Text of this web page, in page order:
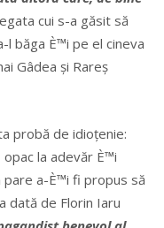
cui s-a găsit să
l băga È™i pe el cineva
Gâdea și Rareș
probă de idioțenie:
la adevăr È™i
a-È™i fi propus să
dată de Florin Iaru